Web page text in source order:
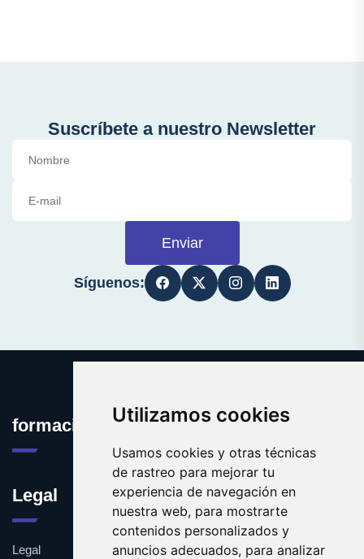
Utilizamos cookies
Usamos cookies y otras técnicas
de rastreo para mejorar tu
experiencia de navegación en
nuestra web, para mostrarte
contenidos personalizados y
anuncios adecuados, para analizar
Suscríbete a nuestro Newsletter
Enviar
Síguenos:
formacioninformatica.es
Legal
Legal